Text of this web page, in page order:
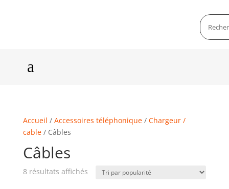
a
Accueil / Accessoires téléphonique/ Chargeur /
cable/ Câbles
Câbles
8 résultats affichés